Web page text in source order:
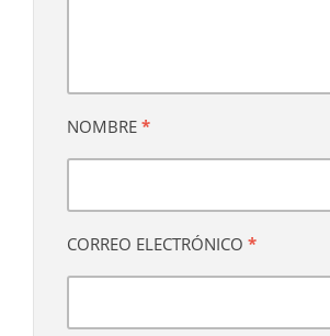
NOMBRE *
CORREO ELECTRÓNICO *